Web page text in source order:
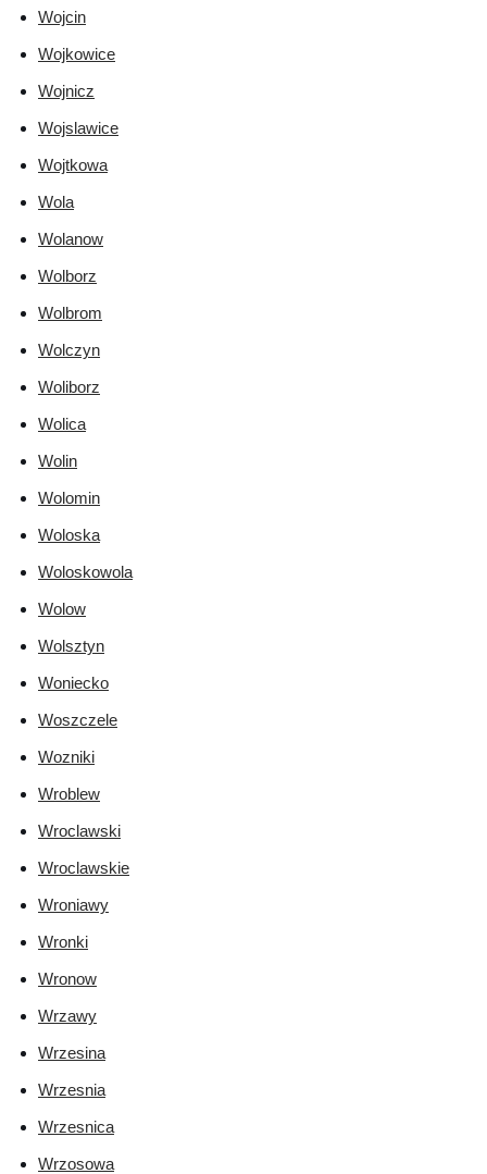
Wojcin
Wojkowice
Wojnicz
Wojslawice
Wojtkowa
Wola
Wolanow
Wolborz
Wolbrom
Wolczyn
Woliborz
Wolica
Wolin
Wolomin
Woloska
Woloskowola
Wolow
Wolsztyn
Woniecko
Woszczele
Wozniki
Wroblew
Wroclawski
Wroclawskie
Wroniawy
Wronki
Wronow
Wrzawy
Wrzesina
Wrzesnia
Wrzesnica
Wrzosowa